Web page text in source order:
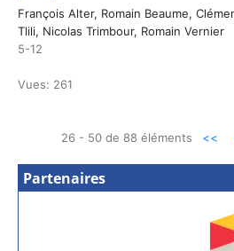
François Alter, Romain Beaume,
Tlili, Nicolas Trimbour, Romain Vernier
5-12
Vues: 261
26 - 50 de 88 éléments <<
Partenaires